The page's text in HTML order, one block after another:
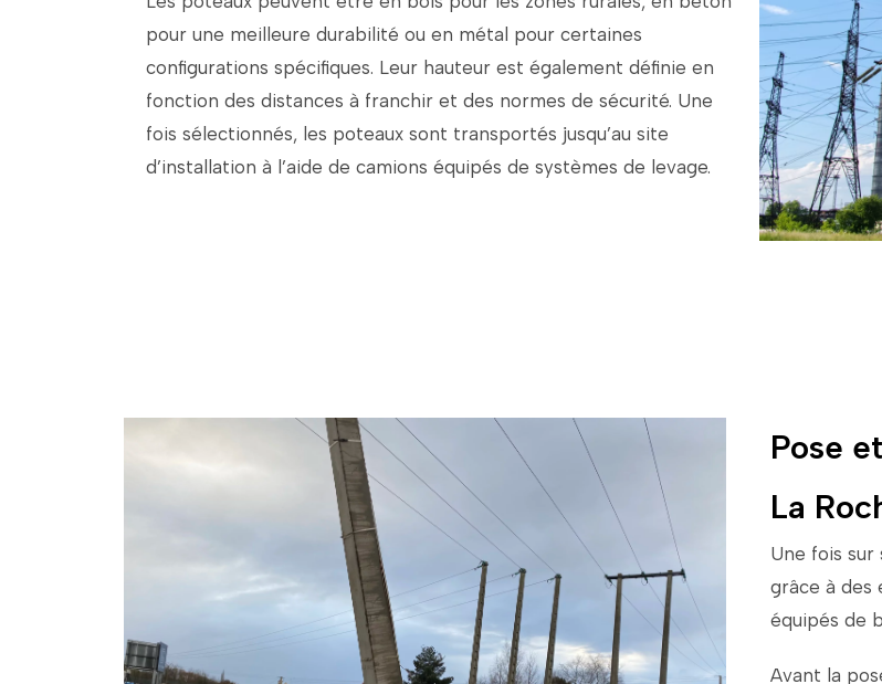
pour une meilleure durabilité ou en métal pour certaines
configurations spécifiques. Leur hauteur est également définie en
fonction des distances à franchir et des normes de sécurité. Une
fois sélectionnés, les poteaux sont transportés jusqu’au site
d’installation à l’aide de camions équipés de systèmes de levage.
Pose
La
Une fois sur
grâce à des
équipés de
Avant la